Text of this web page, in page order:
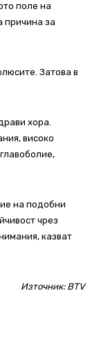
поле на
причина за
Затова в
хора.
високо
на подобни
чрез
казват
Източник: BTV